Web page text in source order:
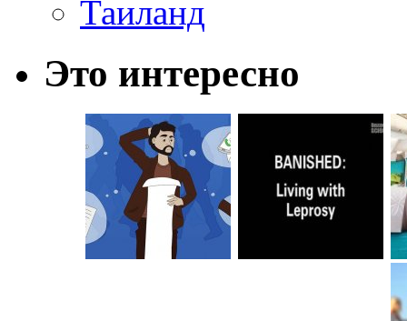
Таиланд
Это интересно